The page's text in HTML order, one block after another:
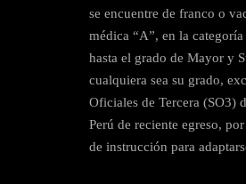
se encuentre de franco o
médica “A”, en la
hasta el grado de Mayor y
cualquiera sea su grado,
Oficiales de Tercera (SO3)
Perú de reciente egreso,
de instrucción para